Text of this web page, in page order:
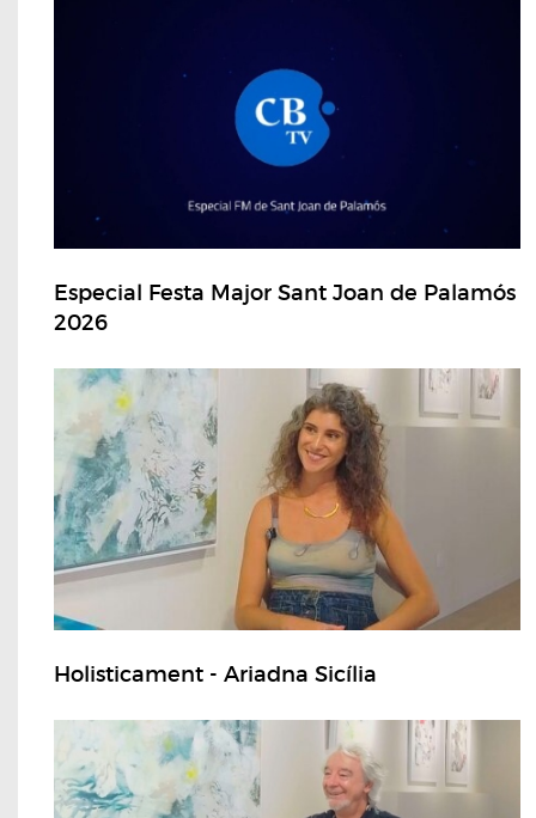
Especial Festa Major Sant Joan de Palamós
2026
Holisticament - Ariadna Sicília